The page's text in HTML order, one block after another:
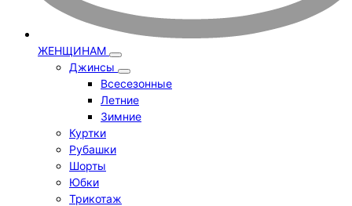
ЖЕНЩИНАМ
Джинсы
Всесезонные
Летние
Зимние
Куртки
Рубашки
Шорты
Юбки
Трикотаж